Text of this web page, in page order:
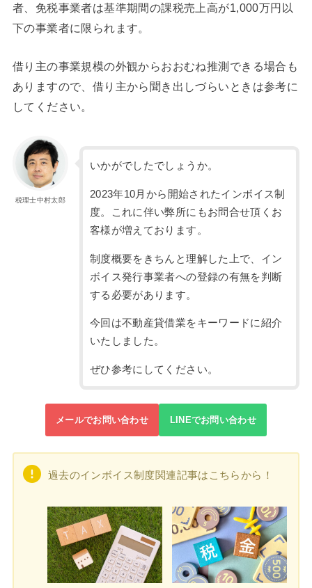
者、免税事業者は基準期間の課税売上高が1,000万円以
下の事業者に限られます。
借り主の事業規模の外観からおおむね推測できる場合も
ありますので、借り主から聞き出しづらいときは参考に
してください。
税理士中村太郎
いかがでしたでしょうか。
2023年10月から開始されたインボイス制
度。これに伴い弊所にもお問合せ頂くお
客様が増えております。
制度概要をきちんと理解した上で、イン
ボイス発行事業者への登録の有無を判断
する必要があります。
今回は不動産貸借業をキーワードに紹介
いたしました。
ぜひ参考にしてください。
メールでお問い合わせ LINEでお問い合わせ
過去のインボイス制度関連記事はこちらから！